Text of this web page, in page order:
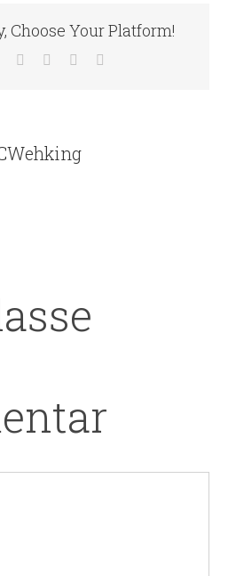
Choose Your Platform!
WhatsApp
TumblrPinterest